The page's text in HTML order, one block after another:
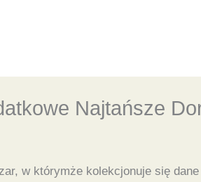
Najtańsze
w którymże kolekcjonuje się